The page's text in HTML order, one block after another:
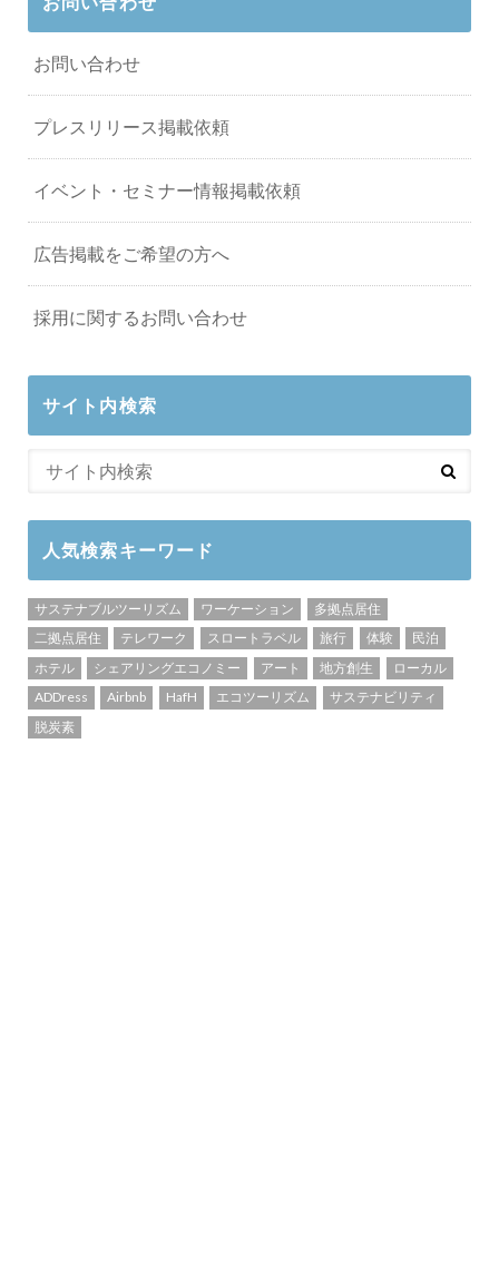
お問い合わせ
プレスリリース掲載依頼
イベント・セミナー情報掲載依頼
広告掲載をご希望の方へ
採用に関するお問い合わせ
サイト内検索
人気検索キーワード
サステナブルツーリズム ワーケーション
多拠点居住
二拠点居住
テレワーク スロートラベル 旅行 体験
民泊
ホテル
シェアリングエコノミー アート 地方創生
ローカル
ADDress
Airbnb HafH エコツーリズム
サステナビリティ
脱炭素